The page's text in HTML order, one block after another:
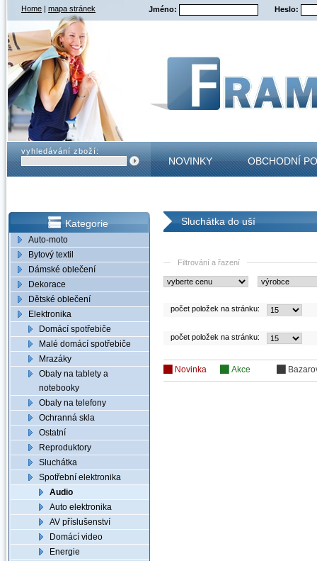
Home | mapa stránek Jméno: Heslo:
vyhledávání zboží:
NOVINKY OBCHODNÍ
Kategorie
Auto-moto
Bytový textil
Dámské oblečení
Dekorace
Dětské oblečení
Elektronika
Domácí spotřebiče
Malé domácí spotřebiče
Mrazáky
Obaly na tablety a
notebooky
Obaly na telefony
Ochranná skla
Ostatní
Reproduktory
Sluchátka
Spotřební elektronika
Audio
Auto elektronika
AV příslušenství
Domácí video
Energie
Sluchátka do uší
Filtrování a řazení
počet položek na stránku:
počet položek na stránku:
Novinka Akce